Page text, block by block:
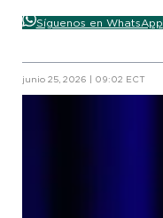
Síguenos en WhatsApp
junio 25, 2026 | 09:02 ECT